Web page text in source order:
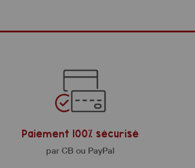
Paiement 100% sécurisé
par CB ou PayPal